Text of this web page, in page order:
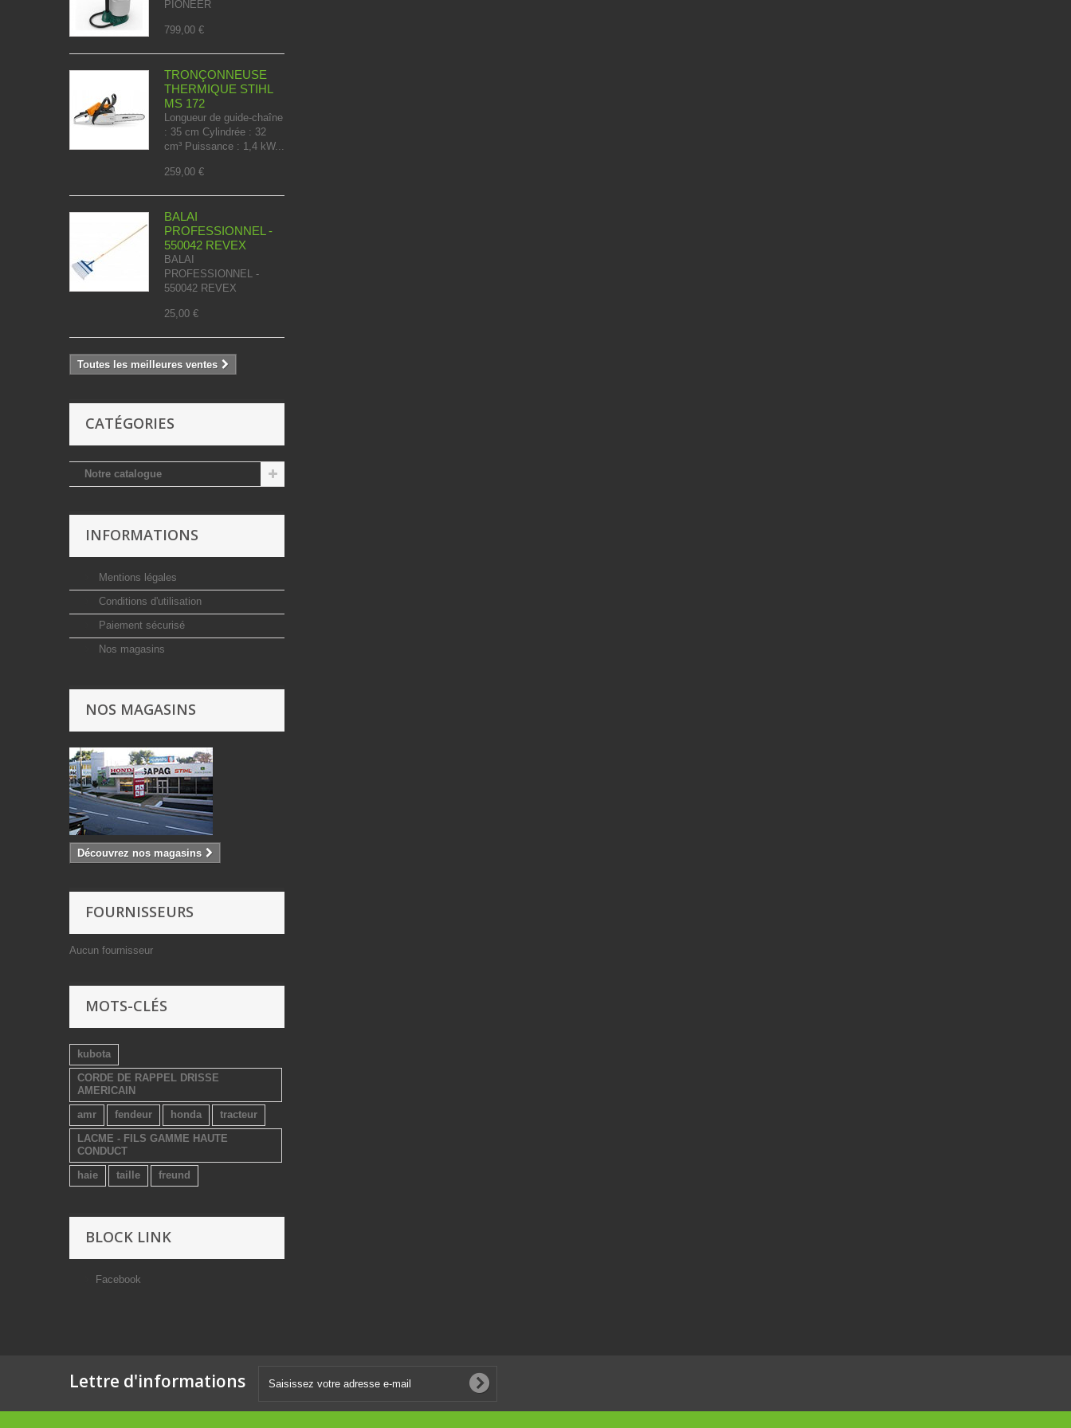
PIONEER
799,00 €
TRONÇONNEUSE
THERMIQUE STIHL
MS 172
Longueur de guide-chaîne
: 35 cm Cylindrée : 32
cm³ Puissance : 1,4 kW...
259,00 €
BALAI
PROFESSIONNEL -
550042 REVEX
BALAI
PROFESSIONNEL -
550042 REVEX
25,00 €
Toutes les meilleures ventes
CATÉGORIES
Notre catalogue
INFORMATIONS
Mentions légales
Conditions d'utilisation
Paiement sécurisé
Nos magasins
NOS MAGASINS
Découvrez nos magasins
FOURNISSEURS
Aucun fournisseur
MOTS-CLÉS
kubota
CORDE DE RAPPEL DRISSE
AMERICAIN
amr
fendeur honda
tracteur
LACME - FILS GAMME HAUTE
CONDUCT
haie
taille freund
BLOCK LINK
Facebook
Lettre d'informations